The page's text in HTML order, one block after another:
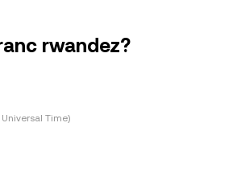
rwandez?
Time)